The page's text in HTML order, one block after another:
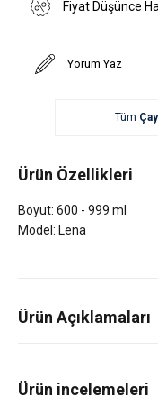
Fiyat Düşünce
Yorum Yaz
Tüm
Ürün Özellikleri
Boyut: 600 - 999 ml
Model: Lena
Ürün Açıklamaları